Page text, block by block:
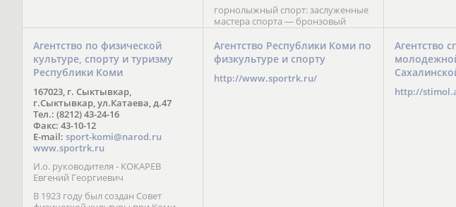
горнолыжный спорт: заслуженные
мастера спорта — бронзовый
призер Кубка мира (1997),
обладатель Кубка Европы (2002) В.
Зеленская; бронзовый призер
Паралимпийских игр в Солт-Лейк-
Сити (2002) А. Мошкин; мастер
Агентство по физической
культуре, спорту и туризму
Республики Коми
167023, г. Сыктывкар,
г.Сыктывкар, ул.Катаева, д.47
Тел.: (8212) 43-24-16
Факс: 43-10-12
E-mail: sport-komi@narod.ru
www.sportrk.ru
И.о. руководителя - КОКАРЕВ
Евгений Георгиевич
В 1923 году был создан Совет
Агентство Республики Коми по
физкультуре и спорту
http://www.sportrk.ru/
Агентство
http://